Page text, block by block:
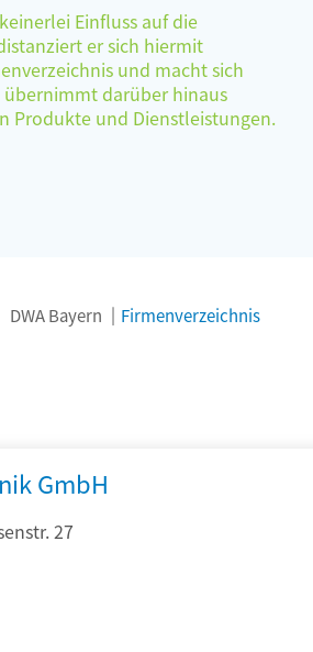
Einfluss auf die
er sich hiermit
und macht sich
übernimmt darüber hinaus
Produkte und Dienstleistungen.
DWA Bayern Firmenverzeichnis
GmbH
27